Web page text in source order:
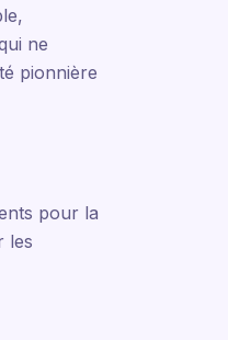
ne
pionnière
pour la
les